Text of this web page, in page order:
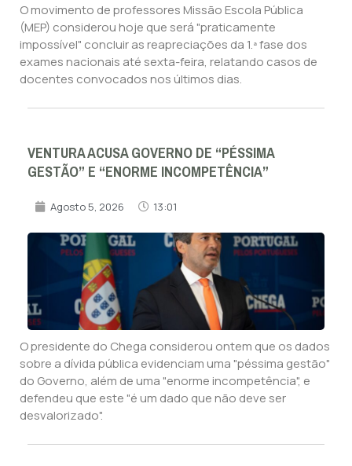
O movimento de professores Missão Escola Pública
(MEP) considerou hoje que será "praticamente
impossível" concluir as reapreciações da 1.ª fase dos
exames nacionais até sexta-feira, relatando casos de
docentes convocados nos últimos dias.
VENTURA ACUSA GOVERNO DE “PÉSSIMA
GESTÃO” E “ENORME INCOMPETÊNCIA”
Agosto 5, 2026 13:01
O presidente do Chega considerou ontem que os dados
sobre a dívida pública evidenciam uma "péssima gestão"
do Governo, além de uma "enorme incompetência", e
defendeu que este "é um dado que não deve ser
desvalorizado".